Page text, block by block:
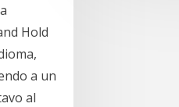
Hold
a un
al